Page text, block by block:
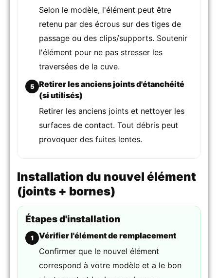
Selon le modèle, l'élément peut être
retenu par des écrous sur des tiges de
passage ou des clips/supports. Soutenir
l'élément pour ne pas stresser les
traversées de la cuve.
5 Retirer les anciens joints d'étanchéité
(si utilisés)
Retirer les anciens joints et nettoyer les
surfaces de contact. Tout débris peut
provoquer des fuites lentes.
Installation du nouvel élément
(joints + bornes)
Étapes d'installation
1
Vérifier l'élément de remplacement
Confirmer que le nouvel élément
correspond à votre modèle et a le bon